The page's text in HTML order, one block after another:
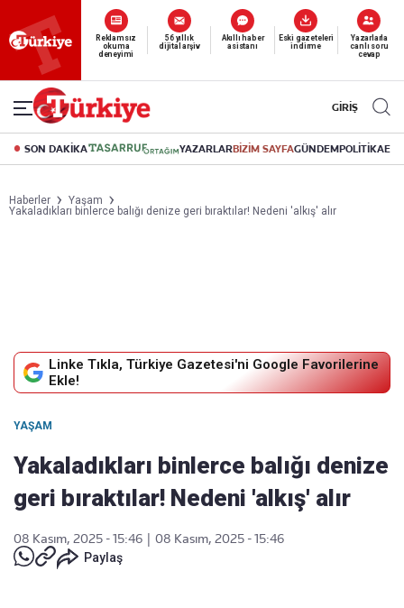
Reklamsız
okuma
deneyimi
56 yıllık
dijital arşiv
Akıllı haber
asistanı
Eski gazeteleri
indirme
Yazarlarla
canlı soru
cevap
GİRİŞ
SON DAKİKA YAZARLARBİZİM SAYFAGÜNDEMPOLİTİKA
Haberler
Yaşam
Yakaladıkları binlerce balığı denize geri bıraktılar! Nedeni 'alkış' alır
Linke Tıkla, Türkiye Gazetesi'ni Google Favorilerine
Ekle!
YAŞAM
Yakaladıkları binlerce balığı denize
geri bıraktılar! Nedeni 'alkış' alır
08 Kasım, 2025 - 15:46
08 Kasım, 2025 - 15:46
Paylaş